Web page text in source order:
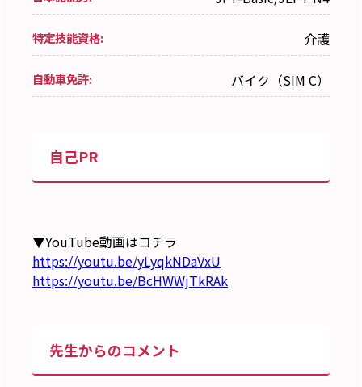
特定技能資格: 介護
自動車免許: バイク（SIM C）
自己PR
▼YouTube動画はコチラ
https://youtu.be/yLyqkNDaVxU
https://youtu.be/BcHWWjTkRAk
先生からのコメント